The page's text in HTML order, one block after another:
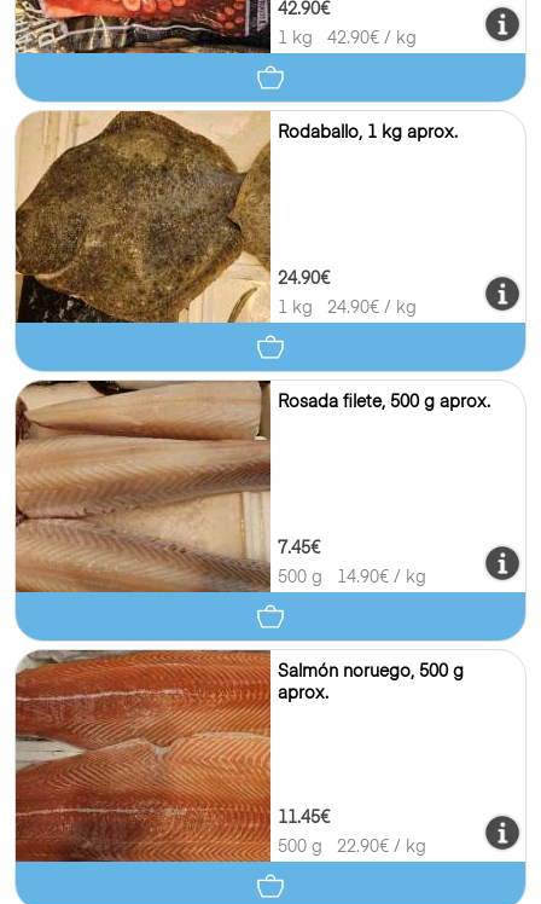
42.90€
1 kg
42.90€ / kg
Rodaballo, 1 kg aprox.
24.90€
1 kg
24.90€ / kg
Rosada filete, 500 g aprox.
7.45€
500 g
14.90€ / kg
Salmón noruego, 500 g
aprox.
11.45€
500 g
22.90€ / kg